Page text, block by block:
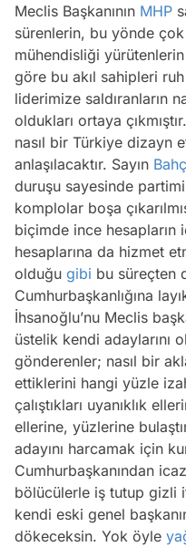
Meclis Başkanının MHP
sürenlerin, bu yönde
mühendisliği
göre bu akıl sahipleri
liderimize saldıranların
oldukları ortaya
nasıl bir Türkiye dizayn
anlaşılacaktır. Sayın
duruşu sayesinde
komplolar boşa
biçimde ince hesapların
hesaplarına da hizmet
olduğu gibi bu süreçten
Cumhurbaşkanlığına
İhsanoğlu’nu Meclis
üstelik kendi adaylarını
gönderenler; nasıl bir
ettiklerini hangi yüzle
çalıştıkları uyanıklık
ellerine, yüzlerine
adayını harcamak için
Cumhurbaşkanından
bölücülerle iş tutup gizli
kendi eski genel
dökeceksin. Yok öyle